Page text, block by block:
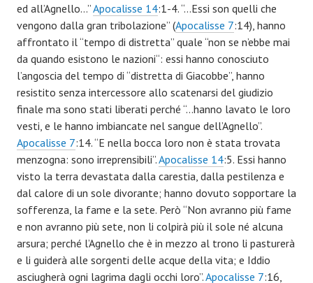
ed all’Agnello…”Apocalisse 14:1-4. “…Essi son quelli che
vengono dalla gran tribolazione” (Apocalisse 7:14), hanno
affrontato il “tempo di distretta” quale “non se n’ebbe mai
da quando esistono le nazioni“: essi hanno conosciuto
l’angoscia del tempo di “distretta di Giacobbe”, hanno
resistito senza intercessore allo scatenarsi del giudizio
finale ma sono stati liberati perché “…hanno lavato le loro
vesti, e le hanno imbiancate nel sangue dell’Agnello”.
Apocalisse 7:14. “E nella bocca loro non è stata trovata
menzogna: sono irreprensibili”.Apocalisse 14:5. Essi hanno
visto la terra devastata dalla carestia, dalla pestilenza e
dal calore di un sole divorante; hanno dovuto sopportare la
sofferenza, la fame e la sete. Però “Non avranno più fame
e non avranno più sete, non li colpirà più il sole né alcuna
arsura; perché l’Agnello che è in mezzo al trono li pasturerà
e li guiderà alle sorgenti delle acque della vita; e Iddio
asciugherà ogni lagrima dagli occhi loro”.Apocalisse 7:16,